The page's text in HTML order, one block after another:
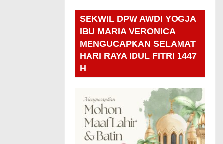
SEKWIL DPW AWDI YOGJA
IBU MARIA VERONICA
MENGUCAPKAN SELAMAT
HARI RAYA IDUL FITRI 1447
H